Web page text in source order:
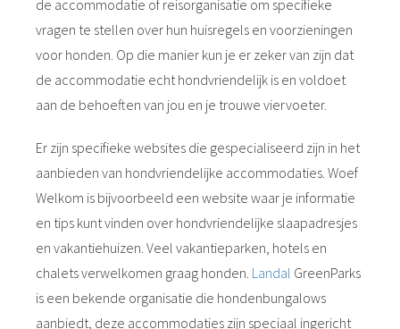
de accommodatie of reisorganisatie om specifieke
vragen te stellen over hun huisregels en voorzieningen
voor honden. Op die manier kun je er zeker van zijn dat
de accommodatie echt hondvriendelijk is en voldoet
aan de behoeften van jou en je trouwe viervoeter.
Er zijn specifieke websites die gespecialiseerd zijn in het
aanbieden van hondvriendelijke accommodaties. Woef
Welkom is bijvoorbeeld een website waar je informatie
en tips kunt vinden over hondvriendelijke slaapadresjes
en vakantiehuizen. Veel vakantieparken, hotels en
chalets verwelkomen graag honden. Landal GreenParks
is een bekende organisatie die hondenbungalows
aanbiedt, deze accommodaties zijn speciaal ingericht